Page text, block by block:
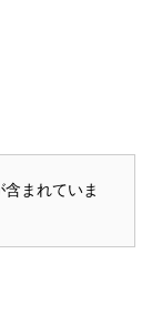
まれていま